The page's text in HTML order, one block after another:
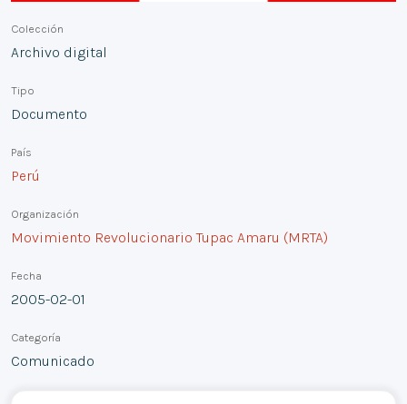
Colección
Archivo digital
Tipo
Documento
País
Perú
Organización
Movimiento Revolucionario Tupac Amaru (MRTA)
Fecha
2005-02-01
Categoría
Comunicado